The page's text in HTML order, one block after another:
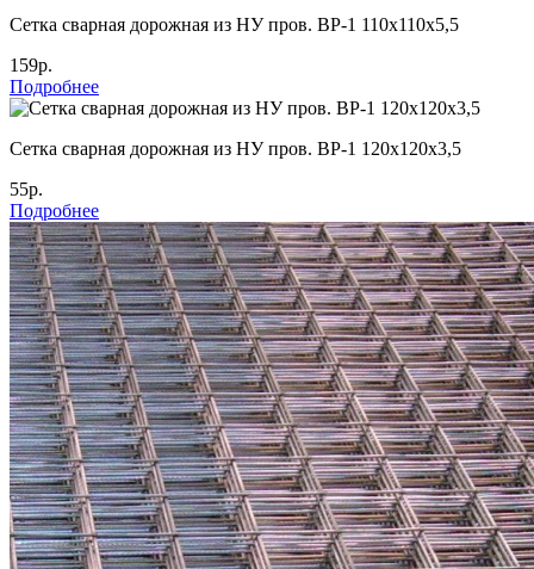
Cетка сварная дорожная из НУ пров. ВР-1 110х110х5,5
159р.
Подробнее
Cетка сварная дорожная из НУ пров. ВР-1 120х120х3,5
55р.
Подробнее